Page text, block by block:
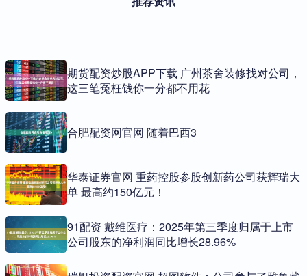
期货配资炒股APP下载 广州茶舍装修找对公司，
这三笔冤枉钱你一分都不用花
合肥配资网官网 随着巴西3
华泰证券官网 重药控股参股创新药公司获辉瑞大
单 最高约150亿元！
91配资 戴维医疗：2025年第三季度归属于上市
公司股东的净利润同比增长28.96%